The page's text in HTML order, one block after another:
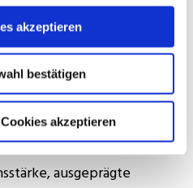
akzeptieren
bestätigen
akzeptieren
Capex-Modellierung
und
Wort und Schrift sowie die
Dienstreisen in
Reisen in die USA
ausgeprägte